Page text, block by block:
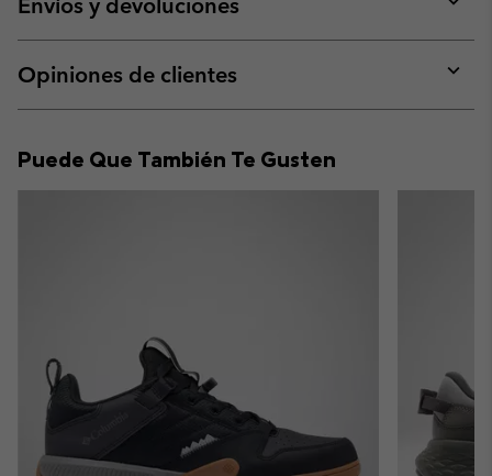
Envíos y devoluciones
or
Opiniones de clientes
or
Puede Que También Te Gusten